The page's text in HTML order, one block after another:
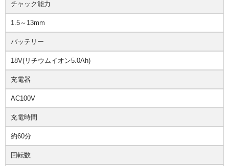
チャック能力
1.5～13mm
バッテリー
18V(リチウムイオン5.0Ah)
充電器
AC100V
充電時間
約60分
回転数